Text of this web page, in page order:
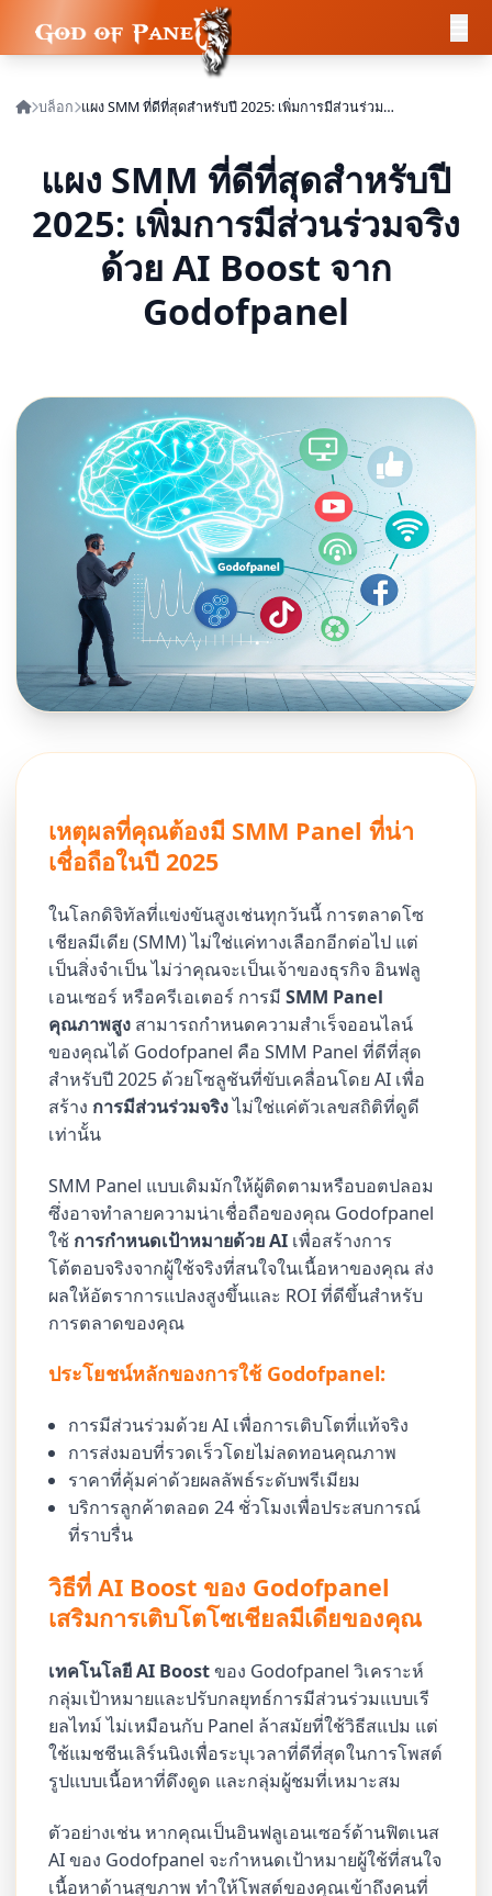
บล็อก แผง SMM ที่ดีที่สุดสำหรับปี 2025: เพิ่มการมีส่วนร่วมจริงด้วย AI Boost จาก Godofpanel
แผง SMM ที่ดีที่สุดสำหรับปี
2025: เพิ่มการมีส่วนร่วมจริง
ด้วย AI Boost จาก
Godofpanel
เหตุผลที่คุณต้องมี SMM Panel ที่น่า
เชื่อถือในปี 2025
ในโลกดิจิทัลที่แข่งขันสูงเช่นทุกวันนี้ การตลาดโซ
เชียลมีเดีย (SMM) ไม่ใช่แค่ทางเลือกอีกต่อไป แต่
เป็นสิ่งจำเป็น ไม่ว่าคุณจะเป็นเจ้าของธุรกิจ อินฟลู
เอนเซอร์ หรือครีเอเตอร์ การมีSMM Panel
คุณภาพสูง สามารถกำหนดความสำเร็จออนไลน์
ของคุณได้ Godofpanel คือ SMM Panel ที่ดีที่สุด
สำหรับปี 2025 ด้วยโซลูชันที่ขับเคลื่อนโดย AI เพื่อ
สร้าง การมีส่วนร่วมจริงไม่ใช่แค่ตัวเลขสถิติที่ดูดี
เท่านั้น
SMM Panel แบบเดิมมักให้ผู้ติดตามหรือบอตปลอม
ซึ่งอาจทำลายความน่าเชื่อถือของคุณ Godofpanel
ใช้ การกำหนดเป้าหมายด้วย AI เพื่อสร้างการ
โต้ตอบจริงจากผู้ใช้จริงที่สนใจในเนื้อหาของคุณ ส่ง
ผลให้อัตราการแปลงสูงขึ้นและ ROI ที่ดีขึ้นสำหรับ
การตลาดของคุณ
ประโยชน์หลักของการใช้ Godofpanel:
การมีส่วนร่วมด้วย AI เพื่อการเติบโตที่แท้จริง
การส่งมอบที่รวดเร็วโดยไม่ลดทอนคุณภาพ
ราคาที่คุ้มค่าด้วยผลลัพธ์ระดับพรีเมียม
บริการลูกค้าตลอด 24 ชั่วโมงเพื่อประสบการณ์
ที่ราบรื่น
วิธีที่ AI Boost ของ Godofpanel
เสริมการเติบโตโซเชียลมีเดียของคุณ
เทคโนโลยี AI Boostของ Godofpanel วิเคราะห์
กลุ่มเป้าหมายและปรับกลยุทธ์การมีส่วนร่วมแบบเรี
ยลไทม์ ไม่เหมือนกับ Panel ล้าสมัยที่ใช้วิธีสแปม แต่
ใช้แมชชีนเลิร์นนิงเพื่อระบุเวลาที่ดีที่สุดในการโพสต์
รูปแบบเนื้อหาที่ดึงดูด และกลุ่มผู้ชมที่เหมาะสม
ตัวอย่างเช่น หากคุณเป็นอินฟลูเอนเซอร์ด้านฟิตเนส
AI ของ Godofpanel จะกำหนดเป้าหมายผู้ใช้ที่สนใจ
เนื้อหาด้านสุขภาพ ทำให้โพสต์ของคุณเข้าถึงคนที่